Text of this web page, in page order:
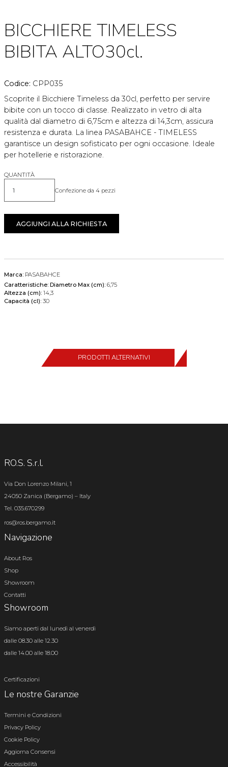
BICCHIERE TIMELESS
BIBITA ALTO30cl.
Codice: CPP035
Scoprite il Bicchiere Timeless da 30cl, perfetto per servire
bibite con un tocco di classe. Realizzato in vetro di alta
qualità dal diametro di 6,75cm e altezza di 14,3cm, assicura
resistenza e durata. La linea PASABAHCE - TIMELESS
garantisce un design sofisticato per ogni occasione. Ideale
per hotellerie e ristorazione.
QUANTITÀ
Quantità Confezione da 4 pezzi
AGGIUNGI ALLA RICHIESTA
Marca: PASABAHCE
Caratteristiche: Diametro Max (cm): 6,75
Altezza (cm): 14,3
Capacità (cl): 30
PRODOTTI ALTERNATIVI
RO.S. S.r.l.
Via Don Lorenzo Milani, 1
24050 Zanica (Bergamo) – Italy
Tel. 035.670299
ros@ros.bergamo.it
Navigazione
About Ros
Shop
Showroom
Contatti
Showroom
Siamo aperti dal lunedì al venerdì
dalle 08.30 alle 12.30
dalle 14.00 alle 18.00
Certificazioni
Le nostre Garanzie
Termini e Condizioni
Privacy Policy
Cookie Policy
Aggiorna Consensi
Accessibilità